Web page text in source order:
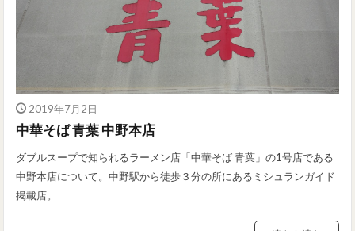
2019年7月2日
中華そば 青葉 中野本店
ダブルスープで知られるラーメン店「中華そば 青葉」の1号店である
中野本店について。中野駅から徒歩３分の所にあるミシュランガイド
掲載店。